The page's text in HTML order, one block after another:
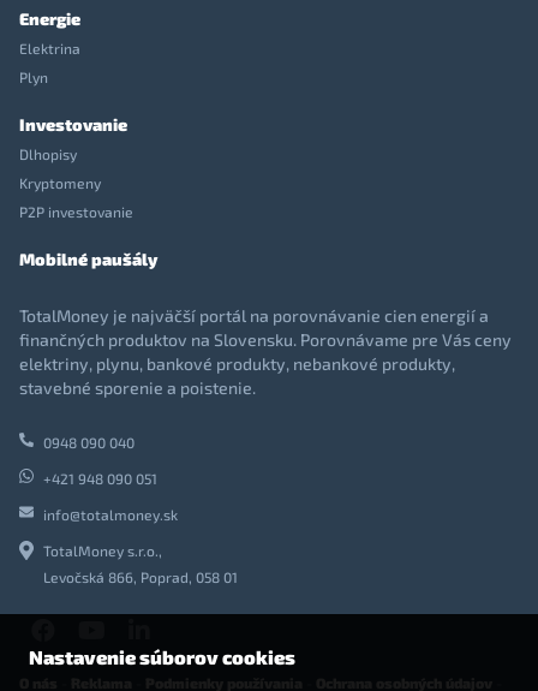
Energie
Elektrina
Plyn
Investovanie
Dlhopisy
Kryptomeny
P2P investovanie
Mobilné paušály
TotalMoney je najväčší portál na porovnávanie cien energií a
finančných produktov na Slovensku. Porovnávame pre Vás ceny
elektriny, plynu, bankové produkty, nebankové produkty,
stavebné sporenie a poistenie.
0948 090 040
+421 948 090 051
info@totalmoney.sk
TotalMoney s.r.o.,
Levočská 866, Poprad, 058 01
Nastavenie súborov cookies